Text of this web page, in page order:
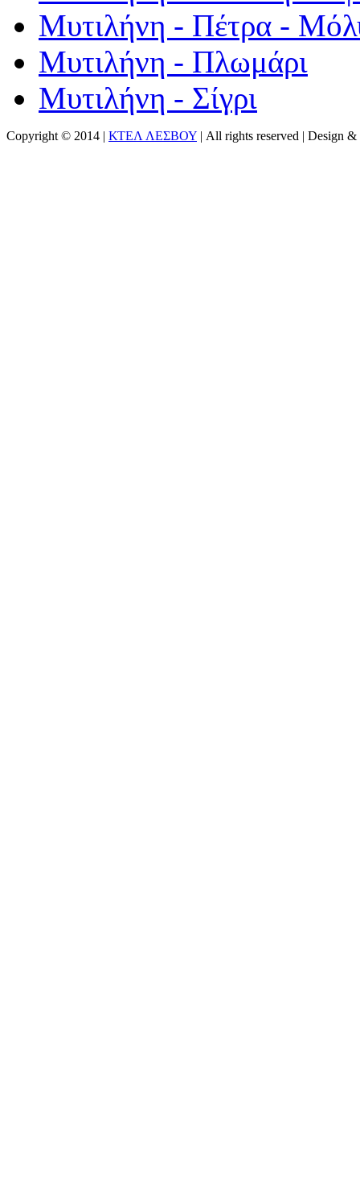
Μυτιλήνη - Πέτρα -
Μυτιλήνη - Πλωμάρι
Μυτιλήνη - Σίγρι
Copyright © 2014 | ΚΤΕΛ ΛΕΣΒΟΥ | All rights reserved | Design &